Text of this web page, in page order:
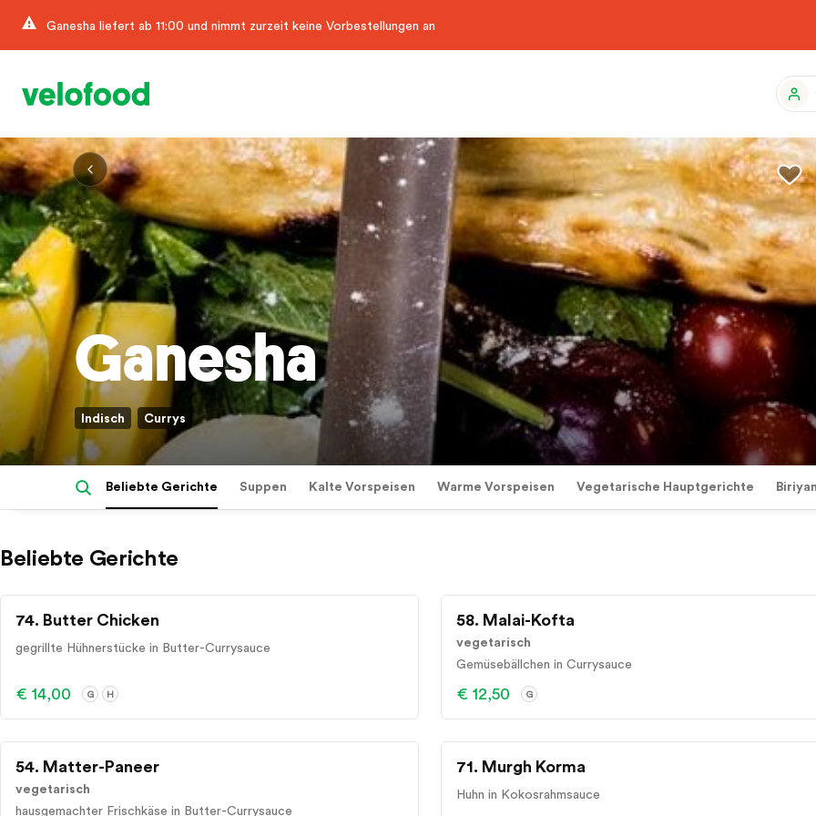
Ganesha liefert ab 11:00 und nimmt zurzeit keine Vorbestellungen an
Ganesha
Indisch Currys
Beliebte Gerichte Suppen Kalte Vorspeisen Warme Vorspeisen Vegetarische Hauptgerichte
Beliebte Gerichte
74. Butter Chicken
gegrillte Hühnerstücke in Butter-Currysauce
€ 14,00 G H
58. Malai-Kofta
vegetarisch
Gemüsebällchen in Currysauce
€ 12,50 G
54. Matter-Paneer
vegetarisch
hausgemachter Frischkäse in Butter-Currysauce
71. Murgh Korma
Huhn in Kokosrahmsauce